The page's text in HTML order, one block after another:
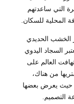
التي ساعدتهم
المحلية للسكان.
الخشب الحديدي
السجاد اليدوي
العالم على
من هناك،
حيث يعرض بعضها
التصميم.